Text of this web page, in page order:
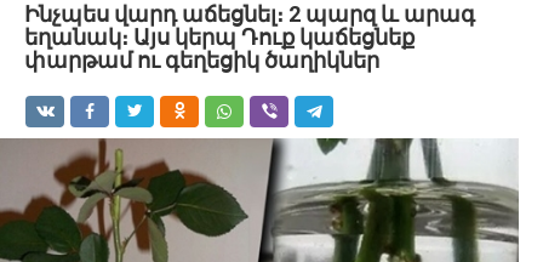
Ինչպես վարդ աճեցնել։ 2 պարզ և արագ
եղանակ։ Այս կերպ Դուք կաճեցնեք
փարթամ ու գեղեցիկ ծաղիկներ